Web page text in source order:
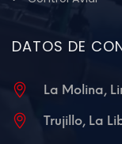
DATOS DE
La Molina,
Trujillo, La